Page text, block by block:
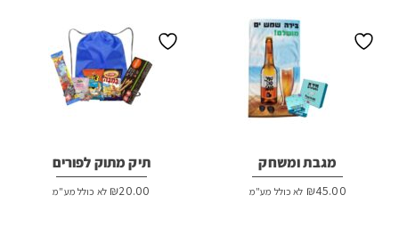
מגבת ומשחק
₪45.00 לא כולל מע"מ
תיק מתוק לפורים
₪20.00 לא כולל מע"מ